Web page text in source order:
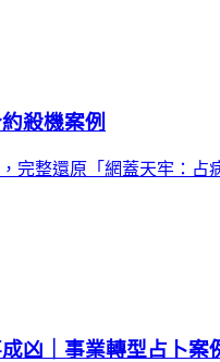
殺機案例
完整還原「網蓋天牢：
凶｜事業轉型占卜案